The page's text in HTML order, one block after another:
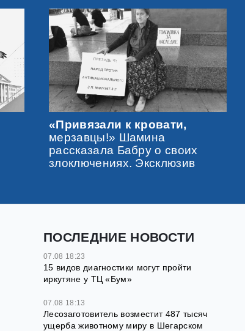
«Привязали к кровати,
мерзавцы!» Шамина
рассказала Бабру о своих
злоключениях. Эксклюзив
ПОСЛЕДНИЕ НОВОСТИ
07.08 18:23
15 видов диагностики могут пройти
иркутяне у ТЦ «Бум»
07.08 18:13
Лесозаготовитель возместит 487 тысяч
ущерба животному миру в Шегарском